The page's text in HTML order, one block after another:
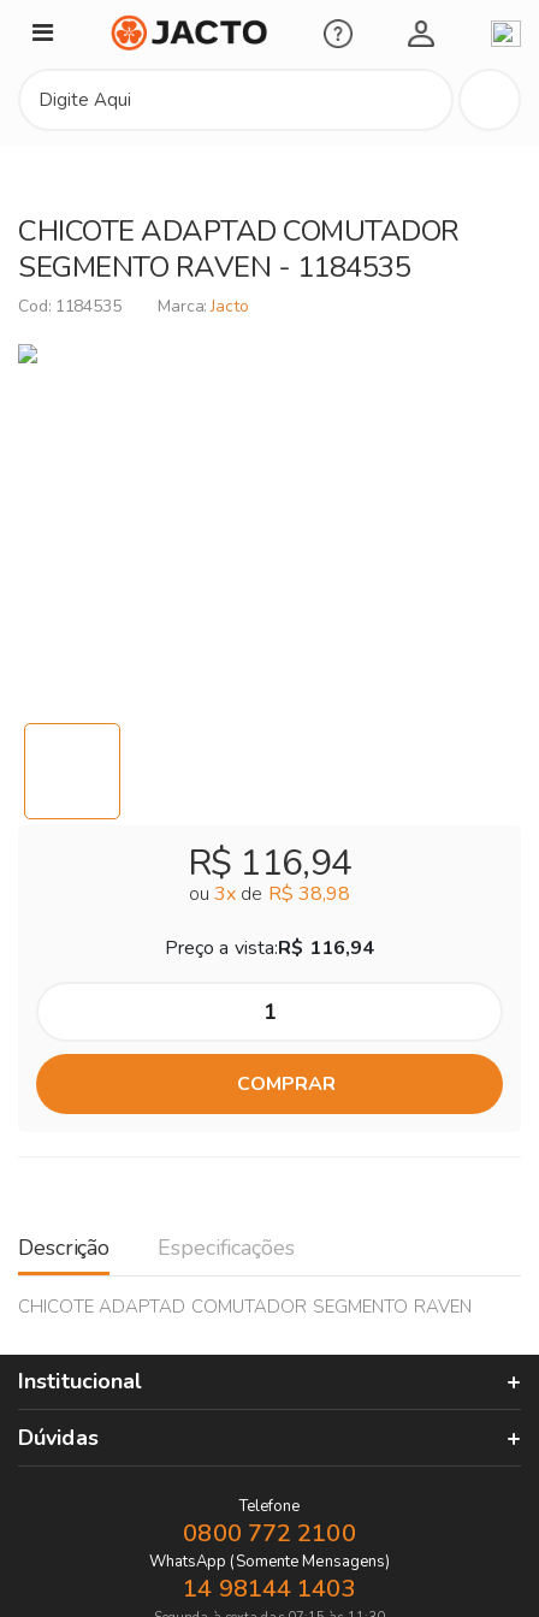
Minha Conta
CHICOTE ADAPTAD COMUTADOR
SEGMENTO RAVEN - 1184535
1184535 Jacto
R$ 116,94
ou 3x de R$ 38,98
Preço a vista:R$ 116,94
COMPRAR
Descrição Especificações
CHICOTE ADAPTAD COMUTADOR SEGMENTO RAVEN
Institucional
Dúvidas
Telefone
0800 772 2100
WhatsApp (Somente Mensagens)
14 98144 1403